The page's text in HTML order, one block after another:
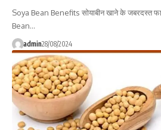
Soya Bean Benefits सोयाबीन खाने के जबरदस्त
Bean…
admin28/08/2024